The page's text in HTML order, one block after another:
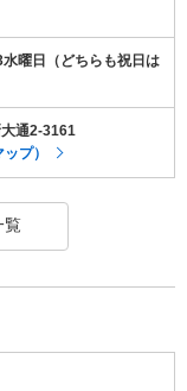
曜日（どちらも祝日は
通2-3161
プ）
覧